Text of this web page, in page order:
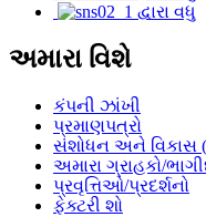
અમારા વિશે
કંપની ઝાંખી
પ્રમાણપત્રો
સંશોધન અને વિકાસ
અમારા ગ્રાહકો/
પ્રવૃત્તિઓ/પ્રદર્શનો
ફેક્ટરી શો